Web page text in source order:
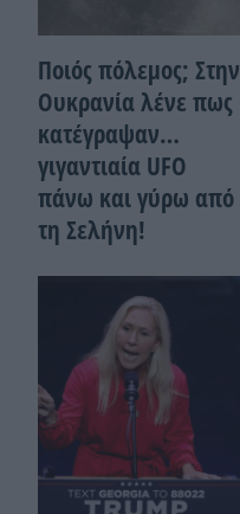
Ποιός πόλεμος; Στην
Ουκρανία λένε πως
κατέγραψαν…
γιγαντιαία UFO
πάνω και γύρω από
τη Σελήνη!